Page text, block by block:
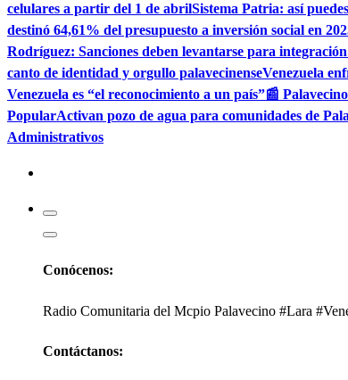
celulares a partir del 1 de abrilSistema Patria: así
destinó 64,61% del presupuesto a inversión social en
Rodríguez: Sanciones deben levantarse para
canto de identidad y orgullo palavecinenseVenezuela
Venezuela es “el reconocimiento a un país”📰
PopularActivan pozo de agua para comunidades de
Administrativos
Kabudari
Conócenos:
Radio Comunitaria del Mcpio Palavecino #Lara
Contáctanos: